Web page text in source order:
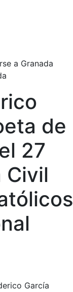
a Granada
de
27
Civil
García